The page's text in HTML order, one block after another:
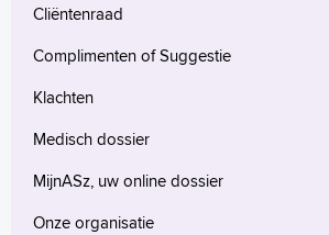
Cliëntenraad
Complimenten of Suggestie
Klachten
Medisch dossier
MijnASz, uw online dossier
Onze organisatie